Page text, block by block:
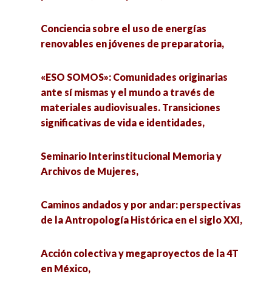
Orientaciones sobre el pensamiento crítico en
la NEM versus el modelo educativo por
Tecnológico Industrial y de Servicios,
«ESO SOMOS»: Comunidades originarias ante sí
mismas y el mundo a través de materiales
vida e identidades,
Baja California,
INaturalistaMx en la laguna del Pom y zona
costera. Retos a largo plazo en socio-
Acción colectiva y megaproyectos de la 4T en
Dejar de ser: la agonía del ser político en las
Doblemente Trabajador/a Social. Ventajas de
estudiar una Maestría en Trabajo Social,
Investigación en educación ambiental ante la
crisis socioecológica,
Riesgos en la adolescencia: Prevención y
desafíos de intervención,
A regional analysis of the impact of
remittances on health expenditures: evidence
Conciencia sobre el uso de energías
renovables en jóvenes de preparatoria,
«ESO SOMOS»: Comunidades originarias
ante sí mismas y el mundo a través de
materiales audiovisuales. Transiciones
significativas de vida e identidades,
Seminario Interinstitucional Memoria y
Archivos de Mujeres,
Caminos andados y por andar: perspectivas
de la Antropología Histórica en el siglo XXI,
Acción colectiva y megaproyectos de la 4T
en México,